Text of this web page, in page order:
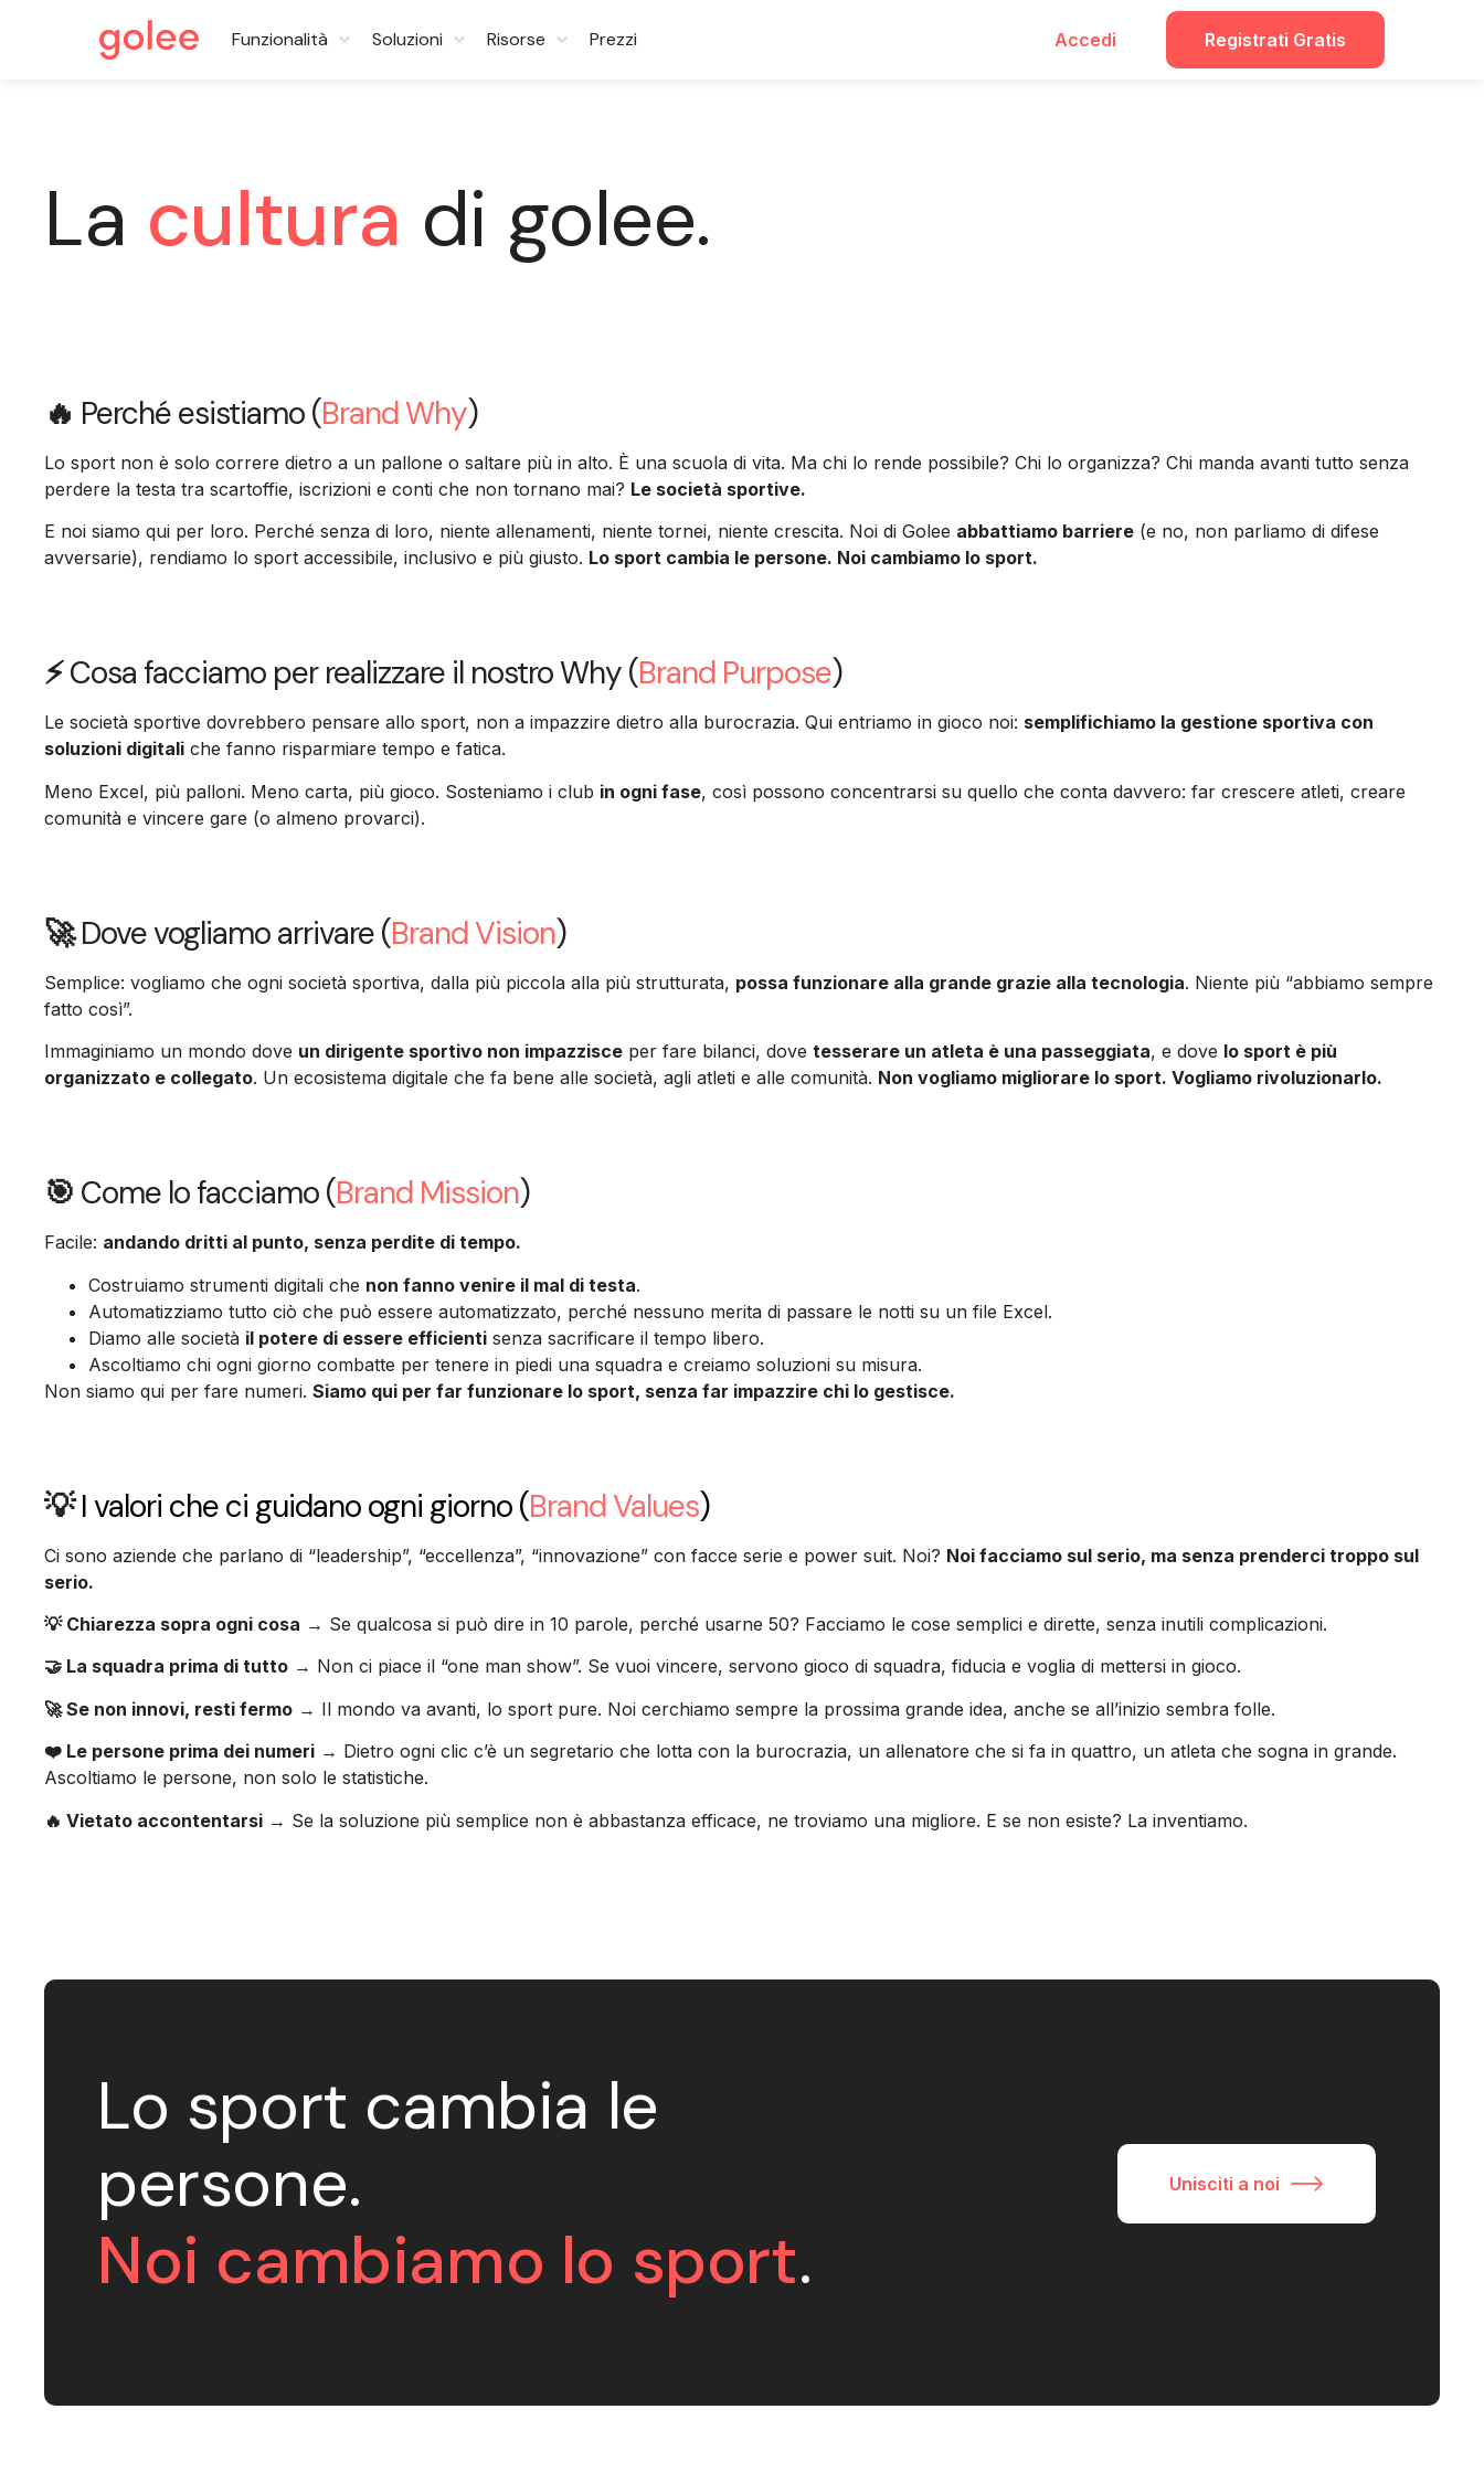
Funzionalità Soluzioni Risorse Prezzi Accedi Registrati Gratis
La cultura di golee.
🔥 Perché esistiamo (Brand Why)
Lo sport non è solo correre dietro a un pallone o saltare più in alto. È una scuola di vita. Ma chi lo rende possibile? Chi lo organizza? Chi manda avanti tutto senza
perdere la testa tra scartoffie, iscrizioni e conti che non tornano mai? Le società sportive.
E noi siamo qui per loro. Perché senza di loro, niente allenamenti, niente tornei, niente crescita. Noi di Golee abbattiamo barriere (e no, non parliamo di difese
avversarie), rendiamo lo sport accessibile, inclusivo e più giusto. Lo sport cambia le persone. Noi cambiamo lo sport.
⚡Cosa facciamo per realizzare il nostro Why (Brand Purpose)
Le società sportive dovrebbero pensare allo sport, non a impazzire dietro alla burocrazia. Qui entriamo in gioco noi: semplifichiamo la gestione sportiva con
soluzioni digitali che fanno risparmiare tempo e fatica.
Meno Excel, più palloni. Meno carta, più gioco. Sosteniamo i club in ogni fase, così possono concentrarsi su quello che conta davvero: far crescere atleti, creare
comunità e vincere gare (o almeno provarci).
🚀Dove vogliamo arrivare (Brand Vision)
Semplice: vogliamo che ogni società sportiva, dalla più piccola alla più strutturata, possa funzionare alla grande grazie alla tecnologia. Niente più “abbiamo sempre
fatto così”.
Immaginiamo un mondo dove un dirigente sportivo non impazzisce per fare bilanci, dove tesserare un atleta è una passeggiata, e dove lo sport è più
organizzato e collegato. Un ecosistema digitale che fa bene alle società, agli atleti e alle comunità. Non vogliamo migliorare lo sport. Vogliamo rivoluzionarlo.
🎯 Come lo facciamo (Brand Mission)
Facile: andando dritti al punto, senza perdite di tempo.
Costruiamo strumenti digitali che non fanno venire il mal di testa.
Automatizziamo tutto ciò che può essere automatizzato, perché nessuno merita di passare le notti su un file Excel.
Diamo alle società il potere di essere efficienti senza sacrificare il tempo libero.
Ascoltiamo chi ogni giorno combatte per tenere in piedi una squadra e creiamo soluzioni su misura.
Non siamo qui per fare numeri. Siamo qui per far funzionare lo sport, senza far impazzire chi lo gestisce.
💡I valori che ci guidano ogni giorno(Brand Values)
Ci sono aziende che parlano di “leadership”, “eccellenza”, “innovazione” con facce serie e power suit. Noi? Noi facciamo sul serio, ma senza prenderci troppo sul
serio.
💡 Chiarezza sopra ogni cosa → Se qualcosa si può dire in 10 parole, perché usarne 50? Facciamo le cose semplici e dirette, senza inutili complicazioni.
🤝 La squadra prima di tutto → Non ci piace il “one man show”. Se vuoi vincere, servono gioco di squadra, fiducia e voglia di mettersi in gioco.
🚀 Se non innovi, resti fermo → Il mondo va avanti, lo sport pure. Noi cerchiamo sempre la prossima grande idea, anche se all’inizio sembra folle.
❤️ Le persone prima dei numeri → Dietro ogni clic c’è un segretario che lotta con la burocrazia, un allenatore che si fa in quattro, un atleta che sogna in grande.
Ascoltiamo le persone, non solo le statistiche.
🔥 Vietato accontentarsi → Se la soluzione più semplice non è abbastanza efficace, ne troviamo una migliore. E se non esiste? La inventiamo.
Lo sport cambia le
persone.
Noi cambiamo lo sport.
Unisciti a noi